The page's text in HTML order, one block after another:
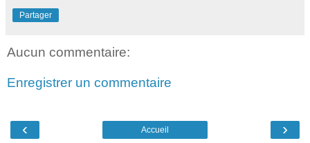
Partager
Aucun commentaire:
Enregistrer un commentaire
‹ ›
Accueil